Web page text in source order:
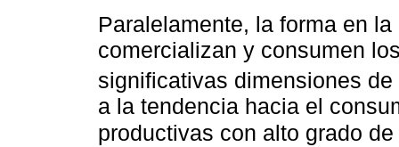
Paralelamente, la forma en
comercializan y consumen
significativas dimensiones
a la tendencia hacia el
productivas con alto grado